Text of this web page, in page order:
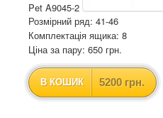
Pet A9045-2
Розмірний ряд: 41-46
Комплектація ящика: 8
Ціна за пару: 650 грн.
В КОШИК 5200 грн.